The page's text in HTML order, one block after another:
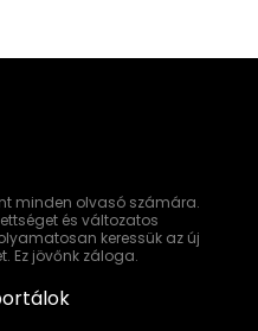
minden olvasó számára.
és változatos
keressük az új
Ez jövőnk záloga.